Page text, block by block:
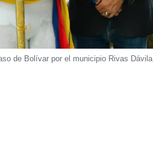
de Bolívar por el municipio Rivas Dávila